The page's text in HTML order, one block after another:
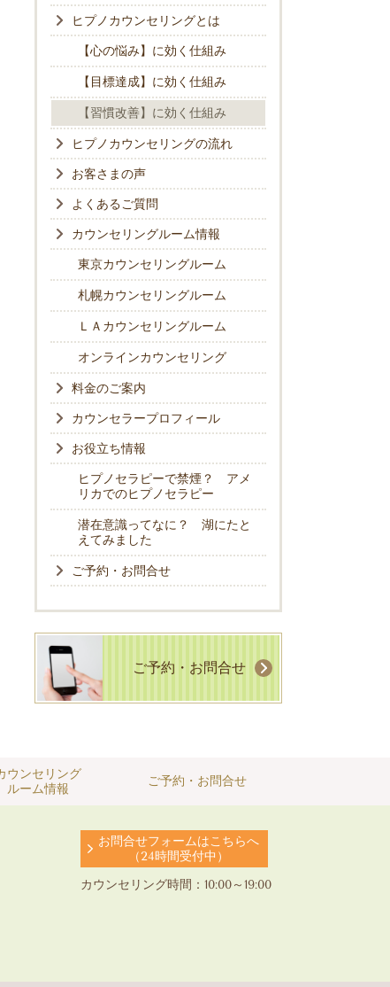
ヒプノカウンセリングとは
【心の悩み】に効く仕組み
【目標達成】に効く仕組み
【習慣改善】に効く仕組み
ヒプノカウンセリングの流れ
お客さまの声
よくあるご質問
カウンセリングルーム情報
東京カウンセリングルーム
札幌カウンセリングルーム
ＬＡカウンセリングルーム
オンラインカウンセリング
料金のご案内
カウンセラープロフィール
お役立ち情報
ヒプノセラピーで禁煙？ アメ
リカでのヒプノセラピー
潜在意識ってなに？ 湖にたと
えてみました
ご予約・お問合せ
ご予約・お問合せ
ウンセリング
ルーム情報
ご予約・お問合せ
お問合せフォームはこちらへ
（24時間受付中）
カウンセリング時間：10:00～19:00